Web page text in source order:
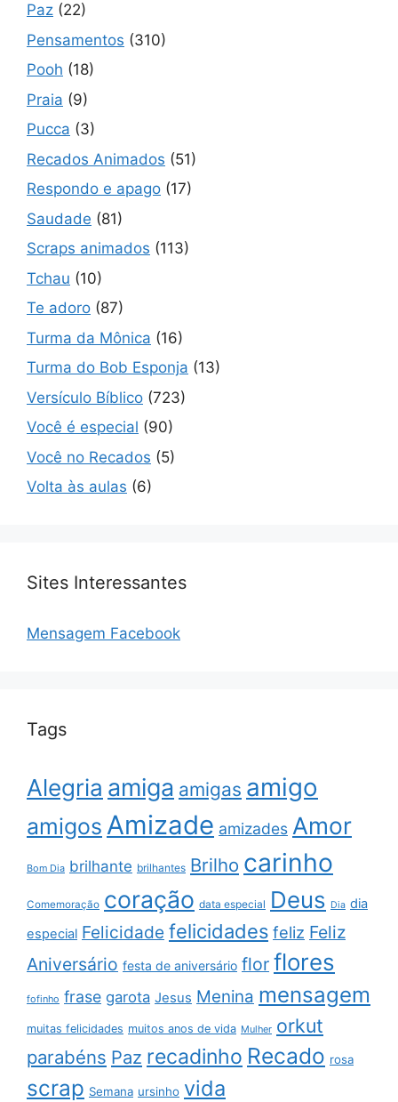
Paz (22)
Pensamentos (310)
Pooh (18)
Praia (9)
Pucca (3)
Recados Animados (51)
Respondo e apago (17)
Saudade (81)
Scraps animados (113)
Tchau (10)
Te adoro (87)
Turma da Mônica (16)
Turma do Bob Esponja (13)
Versículo Bíblico (723)
Você é especial (90)
Você no Recados (5)
Volta às aulas (6)
Sites Interessantes
Mensagem Facebook
Tags
Alegria amiga amigas amigo
amigos Amizade amizades Amor
Bom Dia brilhante brilhantes Brilho carinho
Comemoração coração data especial Deus Dia dia
especial Felicidade felicidades feliz Feliz
Aniversário festa de aniversário flor flores
fofinho frase garota Jesus Menina mensagem
muitas felicidades muitos anos de vida Mulher orkut
parabéns Paz recadinho Recado rosa
scrap Semana ursinho vida